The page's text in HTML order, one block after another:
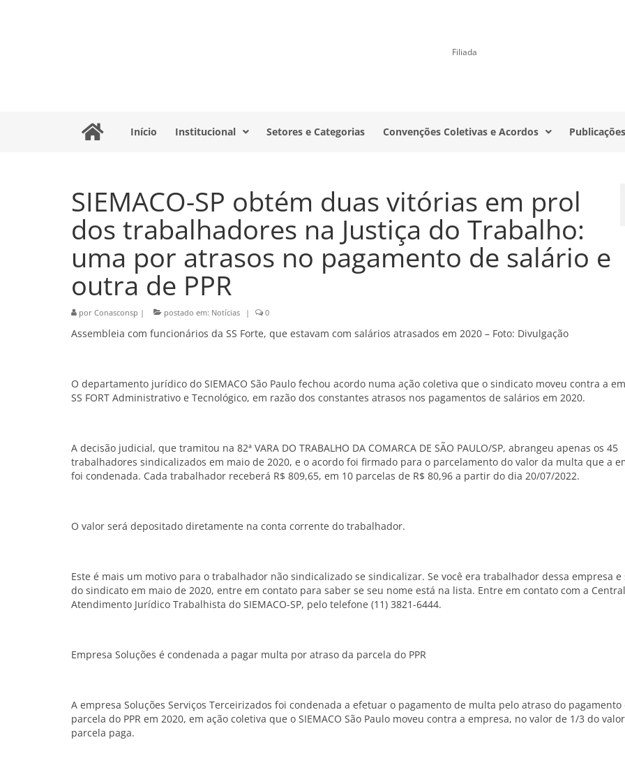
Filiada
Início Institucional Setores e Categorias Convenções Coletivas e Acordos Publicações
SIEMACO-SP obtém duas vitórias em prol
dos trabalhadores na Justiça do Trabalho:
uma por atrasos no pagamento de salário e
outra de PPR
por Conasconsp | postado em: Notícias | 0
Assembleia com funcionários da SS Forte, que estavam com salários atrasados em 2020 – Foto: Divulgação
O departamento jurídico do SIEMACO São Paulo fechou acordo numa ação coletiva que o sindicato moveu contra a
SS FORT Administrativo e Tecnológico, em razão dos constantes atrasos nos pagamentos de salários em 2020.
A decisão judicial, que tramitou na 82ª VARA DO TRABALHO DA COMARCA DE SÃO PAULO/SP, abrangeu apenas os 45
trabalhadores sindicalizados em maio de 2020, e o acordo foi firmado para o parcelamento do valor da multa que a
foi condenada. Cada trabalhador receberá R$ 809,65, em 10 parcelas de R$ 80,96 a partir do dia 20/07/2022.
O valor será depositado diretamente na conta corrente do trabalhador.
Este é mais um motivo para o trabalhador não sindicalizado se sindicalizar. Se você era trabalhador dessa empresa e
do sindicato em maio de 2020, entre em contato para saber se seu nome está na lista. Entre em contato com a
Atendimento Jurídico Trabalhista do SIEMACO-SP, pelo telefone (11) 3821-6444.
Empresa Soluções é condenada a pagar multa por atraso da parcela do PPR
A empresa Soluções Serviços Terceirizados foi condenada a efetuar o pagamento de multa pelo atraso do pagamento
parcela do PPR em 2020, em ação coletiva que o SIEMACO São Paulo moveu contra a empresa, no valor de 1/3 do
parcela paga.